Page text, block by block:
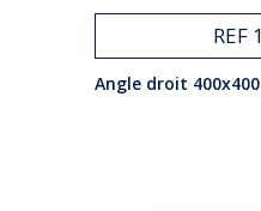
REF
Angle droit